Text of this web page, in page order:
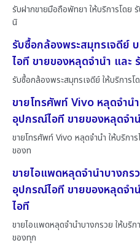
รับฝากขายมือถือพัทยา ให้บริการโดย
นิ
รับซื้อกล้องพระสมุทรเจดีย์
ไอที ขายของหลุดจำนำ แล
รับซื้อกล้องพระสมุทรเจดีย์ ให้บริการ
ขายโทรศัพท์ Vivo หลุดจำน
อุปกรณ์ไอที ขายของหลุดจำ
ขายโทรศัพท์ Vivo หลุดจำนำ ให้บริกา
ของท
ขายไอแพดหลุดจำนำบางกร
อุปกรณ์ไอที ขายของหลุดจ
ไอที
ขายไอแพดหลุดจำนำบางกรวย ให้บริ
ของทุก